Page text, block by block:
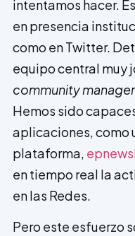
intentamos hacer.
en presencia
como en Twitter.
equipo central muy
community
Hemos sido
aplicaciones, como
plataforma,
en tiempo real la
en las Redes.
Pero este esfuerzo